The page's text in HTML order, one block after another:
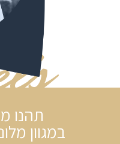
תהנו
במגוון